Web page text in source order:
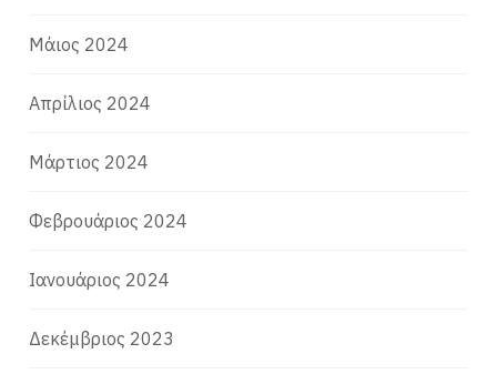
Μάιος 2024
Απρίλιος 2024
Μάρτιος 2024
Φεβρουάριος 2024
Ιανουάριος 2024
Δεκέμβριος 2023